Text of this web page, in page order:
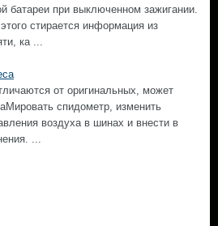
батареи при выключенном зажигании.
стирается информация из
ка ...
от оригинальных, может
спидометр, изменить
воздуха в шинах и внести в
...